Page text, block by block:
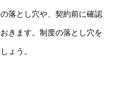
落とし穴や、契約前に確認
きます。制度の落とし穴を
ょう。